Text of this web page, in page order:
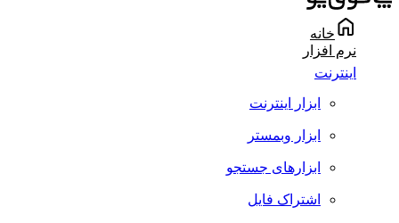
خانه
نرم افزار
اینترنت
ابزار اینترنت
ابزار وبمستر
ابزارهای جستجو
اشتراک فایل